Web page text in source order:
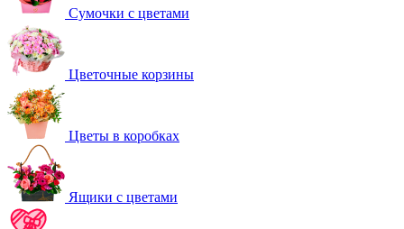
Сумочки с цветами
Цветочные корзины
Цветы в коробках
Ящики с цветами